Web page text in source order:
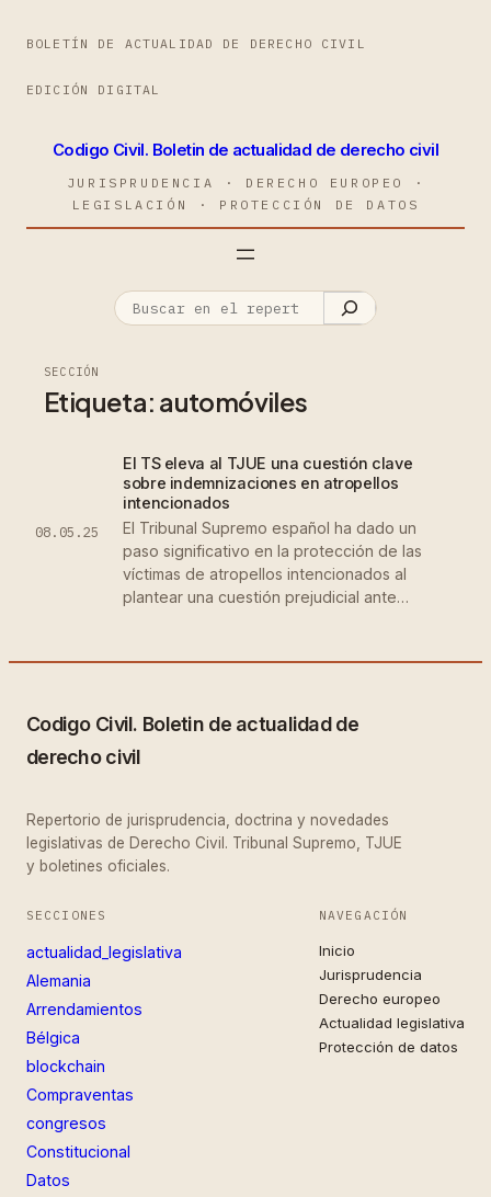
BOLETÍN DE ACTUALIDAD DE DERECHO CIVIL
EDICIÓN DIGITAL
Codigo Civil. Boletin de actualidad de derecho civil
JURISPRUDENCIA · DERECHO EUROPEO ·
LEGISLACIÓN · PROTECCIÓN DE DATOS
SECCIÓN
Etiqueta: automóviles
08.05.25
El TS eleva al TJUE una cuestión clave
sobre indemnizaciones en atropellos
intencionados
El Tribunal Supremo español ha dado un
paso significativo en la protección de las
víctimas de atropellos intencionados al
plantear una cuestión prejudicial ante…
Codigo Civil. Boletin de actualidad de
derecho civil
Repertorio de jurisprudencia, doctrina y novedades
legislativas de Derecho Civil. Tribunal Supremo, TJUE
y boletines oficiales.
SECCIONES
actualidad_legislativa
Alemania
Arrendamientos
Bélgica
blockchain
Compraventas
congresos
Constitucional
Datos
NAVEGACIÓN
Inicio
Jurisprudencia
Derecho europeo
Actualidad legislativa
Protección de datos